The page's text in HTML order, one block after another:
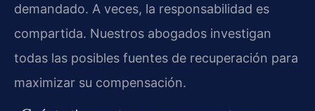
demandado. A veces, la responsabilidad es
compartida. Nuestros abogados investigan
todas las posibles fuentes de recuperación para
maximizar su compensación.